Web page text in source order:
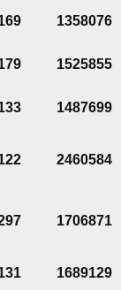
1358076
1525855
1487699
2460584
1706871
1689129